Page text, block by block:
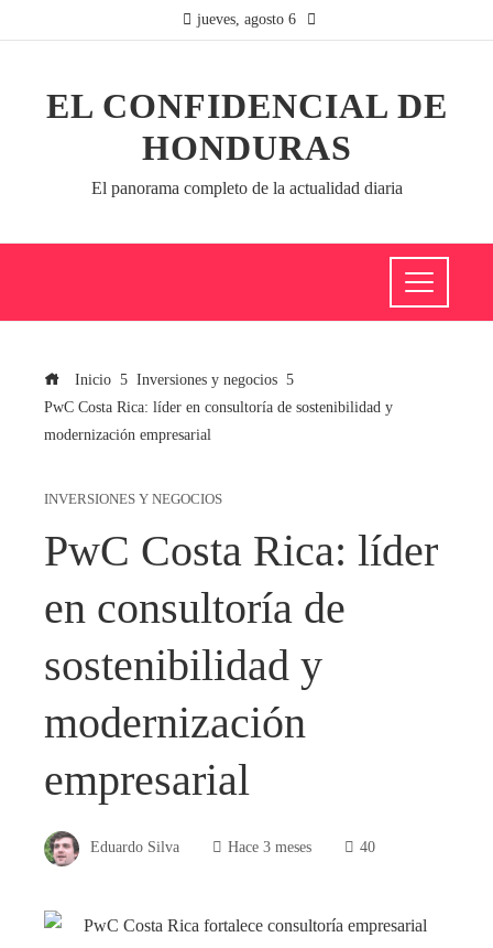
jueves, agosto 6
EL CONFIDENCIAL DE
HONDURAS
El panorama completo de la actualidad diaria
Inicio
Inversiones y negocios
PwC Costa Rica: líder en consultoría de sostenibilidad y
modernización empresarial
INVERSIONES Y NEGOCIOS
PwC Costa Rica: líder
en consultoría de
sostenibilidad y
modernización
empresarial
Eduardo Silva Hace 3 meses 40